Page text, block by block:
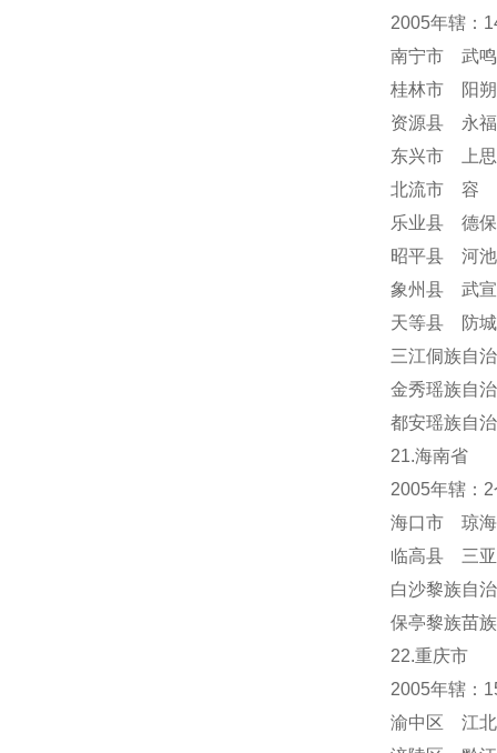
2005年辖：
南宁市 武
桂林市 阳
资源县 永
东兴市 上
北流市 容
乐业县 德
昭平县 河
象州县 武
天等县 防
三江侗族自
金秀瑶族自
都安瑶族自
21.海南省
2005年辖：
海口市 琼
临高县 三
白沙黎族自
保亭黎族苗
22.重庆市
2005年辖
渝中区 江